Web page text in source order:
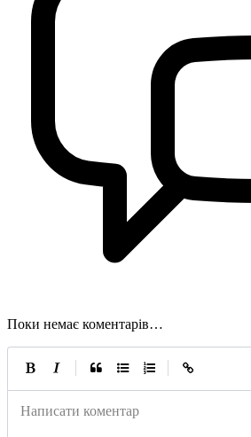
Поки немає коментарів…
Написати коментар